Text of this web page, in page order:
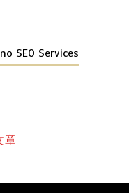
SEO Services
章